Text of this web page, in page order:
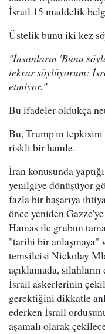
İsrail 15 maddelik
Üstelik bunu iki kez
"İnsanların 'Bunu
tekrar söylüyorum:
etmiyor."
Bu ifadeler oldukça
Bu, Trump'ın
riskli bir hamle.
İran konusunda
yenilgiye dönüşüyor
fazla bir başarıya
önce yeniden
Hamas ile grubun
"tarihi bir anlaşmaya"
temsilcisi Nickolay
açıklamada,
İsrail askerlerinin
gerektiğini dikkatle
ederken İsrail
aşamalı olarak